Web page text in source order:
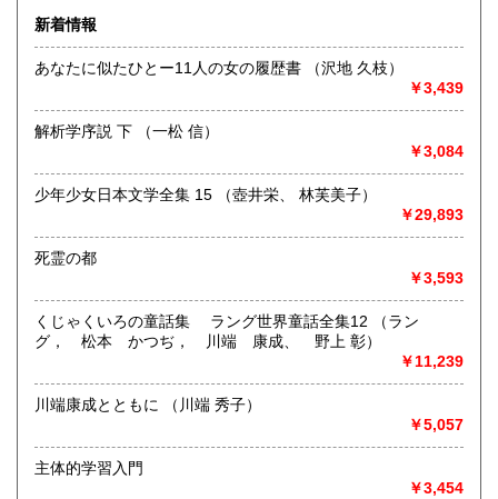
沿線名：-
最寄駅：-
営業時間：-
定休日：-
書籍の買取について
取り扱い分野
総記、哲学宗教、歴史、社会科学、自然科学、美術工芸、国
語国文、外国文学、古典籍、近代文献、趣味、外国書、サブ
カルチャー、古書一般（その他）
新着情報
あなたに似たひとー11人の女の履歴書 （沢地 久枝）
￥3,439
解析学序説 下 （一松 信）
￥3,084
少年少女日本文学全集 15 （壺井栄、 林芙美子）
￥29,893
死霊の都
￥3,593
くじゃくいろの童話集 ラング世界童話全集12 （ラン
グ， 松本 かつぢ， 川端 康成、 野上 彰）
￥11,239
川端康成とともに （川端 秀子）
￥5,057
主体的学習入門
￥3,454